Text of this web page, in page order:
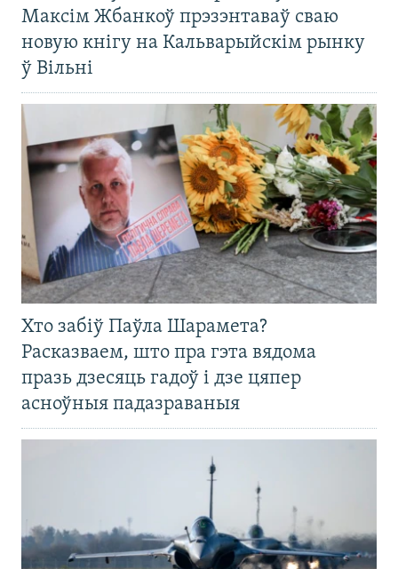
Максім Жбанкоў прэзэнтаваў сваю
новую кнігу на Кальварыйскім рынку
ў Вільні
Хто забіў Паўла Шарамета?
Расказваем, што пра гэта вядома
празь дзесяць гадоў і дзе цяпер
асноўныя падазраваныя